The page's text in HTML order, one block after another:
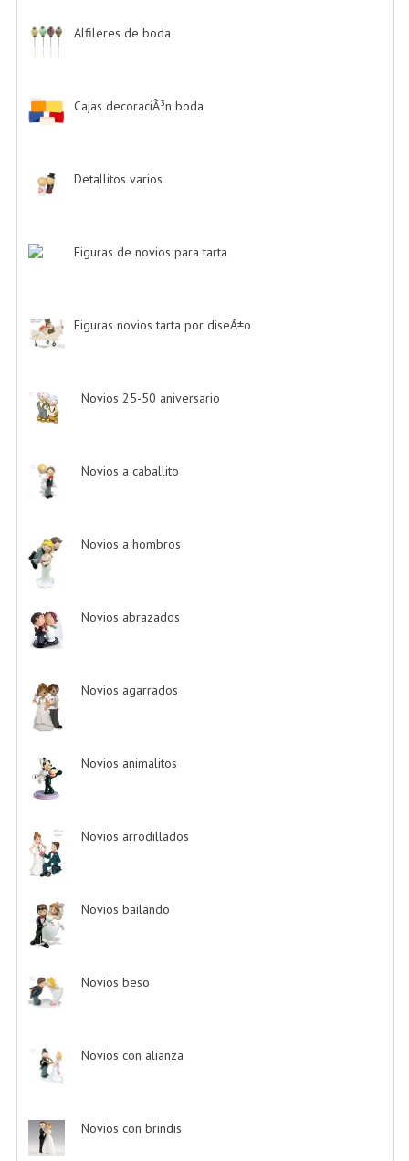
Alfileres de boda
Cajas decoraciÃ³n boda
Detallitos varios
Figuras de novios para tarta
Figuras novios tarta por diseÃ±o
Novios 25-50 aniversario
Novios a caballito
Novios a hombros
Novios abrazados
Novios agarrados
Novios animalitos
Novios arrodillados
Novios bailando
Novios beso
Novios con alianza
Novios con brindis